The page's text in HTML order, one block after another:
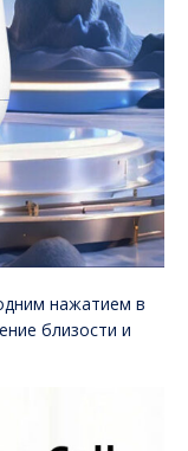
нажатием в
близости и